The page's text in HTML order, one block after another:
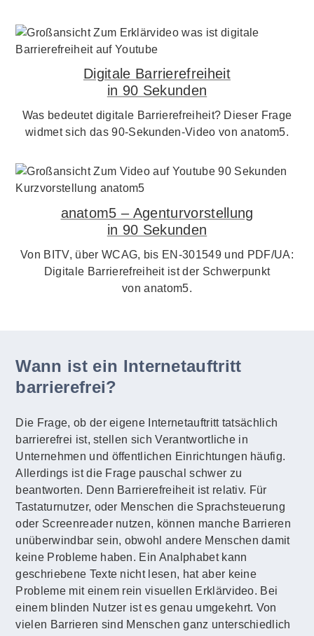
Digitale Barrierefreiheit
in 90 Sekunden
Was bedeutet digitale Barrierefreiheit? Dieser Frage
widmet sich das 90-Sekunden-Video von anatom5.
anatom5 – Agenturvorstellung
in 90 Sekunden
Von BITV, über WCAG, bis EN-301549 und PDF/UA:
Digitale Barrierefreiheit ist der Schwerpunkt
von anatom5.
Wann ist ein Internetauftritt
barrierefrei?
Die Frage, ob der eigene Internetauftritt tatsächlich
barrierefrei ist, stellen sich Verantwortliche in
Unternehmen und öffentlichen Einrichtungen häufig.
Allerdings ist die Frage pauschal schwer zu
beantworten. Denn Barrierefreiheit ist relativ. Für
Tastaturnutzer, oder Menschen die Sprachsteuerung
oder Screenreader nutzen, können manche Barrieren
unüberwindbar sein, obwohl andere Menschen damit
keine Probleme haben. Ein Analphabet kann
geschriebene Texte nicht lesen, hat aber keine
Probleme mit einem rein visuellen Erklärvideo. Bei
einem blinden Nutzer ist es genau umgekehrt. Von
vielen Barrieren sind Menschen ganz unterschiedlich